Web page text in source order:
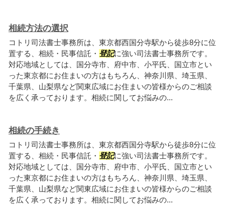
相続方法の選択
コトリ司法書士事務所は、東京都西国分寺駅から徒歩8分に位
置する、相続・民事信託・ 登記に強い司法書士事務所です。
対応地域としては、国分寺市、府中市、小平氏、国立市とい
った東京都にお住まいの方はもちろん、神奈川県、埼玉県、
千葉県、山梨県など関東広域にお住まいの皆様からのご相談
を広く承っております。相続に関してお悩みの...
相続の手続き
コトリ司法書士事務所は、東京都西国分寺駅から徒歩8分に位
置する、相続・民事信託・ 登記に強い司法書士事務所です。
対応地域としては、国分寺市、府中市、小平氏、国立市とい
った東京都にお住まいの方はもちろん、神奈川県、埼玉県、
千葉県、山梨県など関東広域にお住まいの皆様からのご相談
を広く承っております。相続に関してお悩みの...